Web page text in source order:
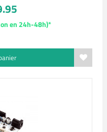
en 24h-48h)*